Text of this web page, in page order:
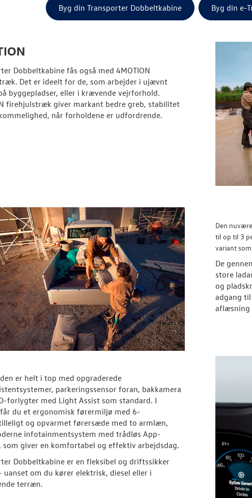
Byg din Transporter Dobbeltkabine Byg din e-
Dobbeltkabine fås også med 4MOTION
Det er ideelt for de, som arbejder i ujævnt
byggepladser, eller i krævende vejrforhold.
firehjulstræk giver markant bedre greb, stabilitet
når forholdene er udfordrende.
Den
til op til 3
variant
De
store
og
adgang
aflæsning
er helt i top med opgraderede
parkeringssensor foran, bakkamera
forlygter med Light Assist som standard. I
du et ergonomisk førermiljø med 6-
og opvarmet førersæde med to armlæn,
infotainmentsystem med trådløs App-
som giver en komfortabel og effektiv arbejdsdag.
Dobbeltkabine er en fleksibel og driftssikker
uanset om du kører elektrisk, diesel eller i
terræn.